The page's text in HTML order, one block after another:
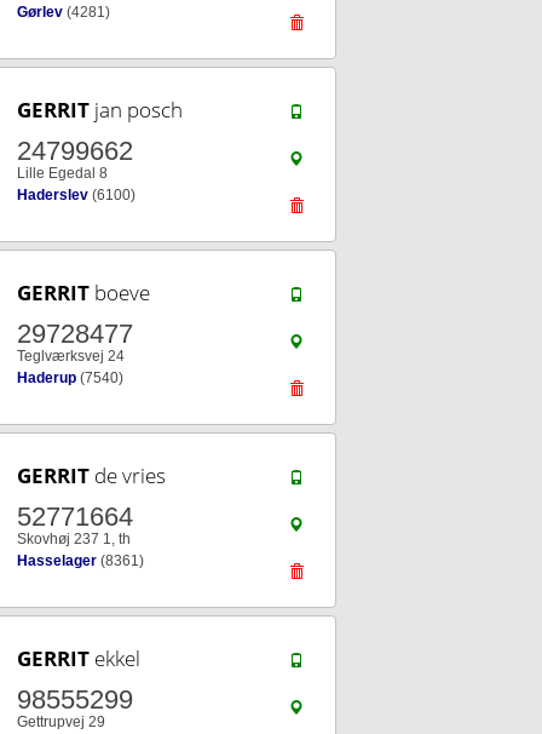
Gørlev (4281)
GERRIT jan posch
24799662
Lille Egedal 8
Haderslev (6100)
GERRIT boeve
29728477
Teglværksvej 24
Haderup (7540)
GERRIT de vries
52771664
Skovhøj 237 1, th
Hasselager (8361)
GERRIT ekkel
98555299
Gettrupvej 29